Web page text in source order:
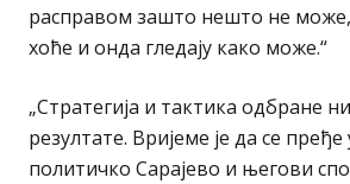
расправом зашто нешто не
хоће и онда гледају како може.“
„Стратегија и тактика одбране
резултате. Вријеме је да се
политичко Сарајево и његови